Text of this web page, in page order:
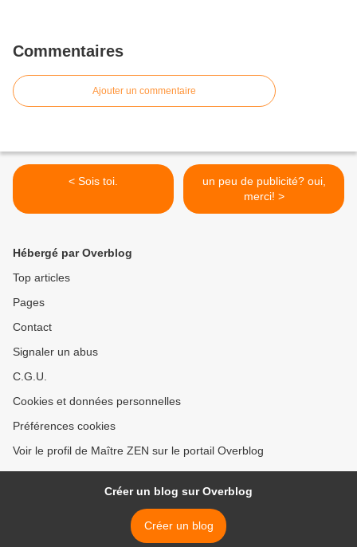
Commentaires
Ajouter un commentaire
< Sois toi.
un peu de publicité? oui,
merci! >
Hébergé par Overblog
Top articles
Pages
Contact
Signaler un abus
C.G.U.
Cookies et données personnelles
Préférences cookies
Voir le profil de Maître ZEN sur le portail Overblog
Créer un blog sur Overblog
Créer un blog